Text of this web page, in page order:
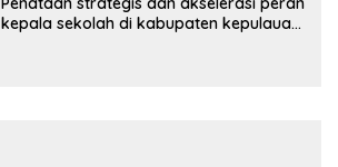
kepala sekolah di kabupaten kepulauan